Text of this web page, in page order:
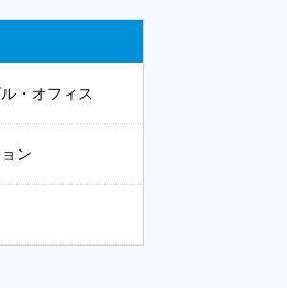
・オフィス
ン